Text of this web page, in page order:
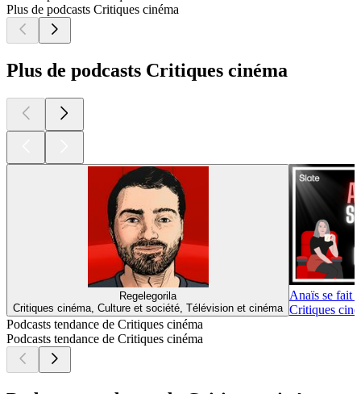
Plus de podcasts Critiques cinéma
Plus de podcasts Critiques cinéma
Regelegorila
Critiques cinéma, Culture et société, Télévision et cinéma
Anaïs se fait
Critiques
Podcasts tendance de Critiques cinéma
Podcasts tendance de Critiques cinéma